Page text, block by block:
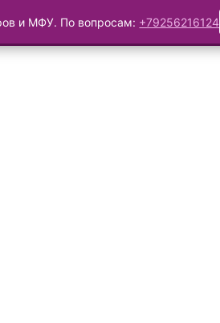
и МФУ. По вопросам: +79256216124